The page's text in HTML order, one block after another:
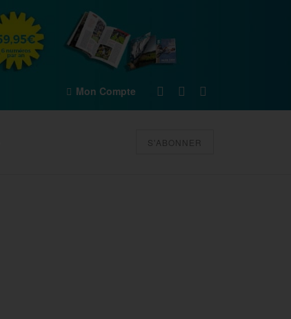
Mon Compte
S'ABONNER